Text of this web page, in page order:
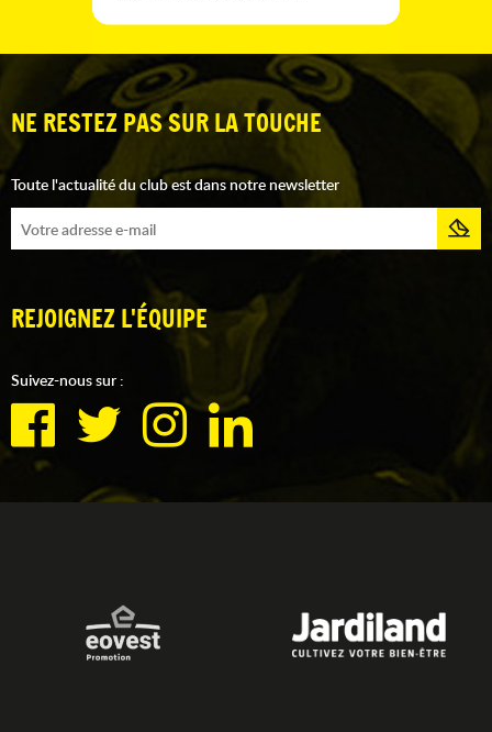
NE RESTEZ PAS SUR LA TOUCHE
Toute l'actualité du club est dans notre newsletter
REJOIGNEZ L'ÉQUIPE
Suivez-nous sur :